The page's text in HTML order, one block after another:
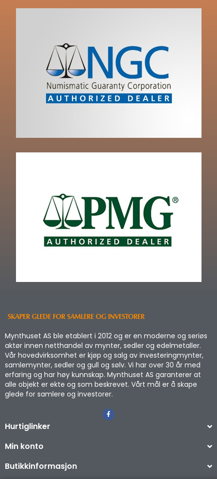
Mynthuset AS ble etablert i 2012 og er en moderne og seriøs
aktør innen netthandel av mynter, sedler og edelmetaller.
Vår hovedvirksomhet er kjøp og salg av investeringmynter,
samlemynter, sedler og gull og sølv. Vi har over 30 år med
erfaring og har høy kunnskap. Mynthuset AS garanterer at
alle objekt er ekte og som beskrevet. Vårt mål er å skape
glede for samlere og investorer.
Hurtiglinker
Min konto
Butikkinformasjon